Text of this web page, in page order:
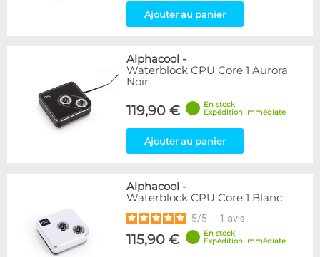
Ajouter au panier
Alphacool -
Waterblock CPU Core 1 Aurora
Noir
119,90 €
En stock
Expédition immédiate
Ajouter au panier
Alphacool -
Waterblock CPU Core 1 Blanc
5/5 - 1 avis
115,90 €
En stock
Expédition immédiate